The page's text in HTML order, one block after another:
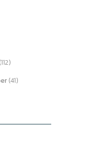
(112)
(41)